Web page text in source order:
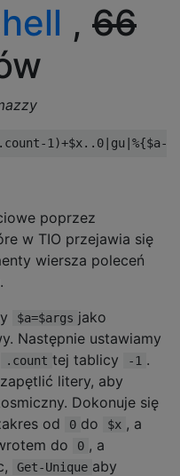
, 66
count-1 )+$x.. 0 gu |%{$a-
poprzez
w TIO przejawia się
wiersza poleceń
$a=$args jako
Następnie ustawiamy
.count tej tablicy -1 .
litery, aby
Dokonuje się
od
0 do $x , a
do 0 , a
Get-Unique aby